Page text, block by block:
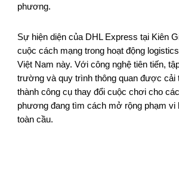
phương.
Sự hiện diện của DHL Express tại Kiên
cuộc cách mạng trong hoạt động
Việt Nam này. Với công nghệ tiên tiến,
trường và quy trình thông quan được cải
thành công cụ thay đổi cuộc chơi cho
phương đang tìm cách mở rộng phạm vi
toàn cầu.